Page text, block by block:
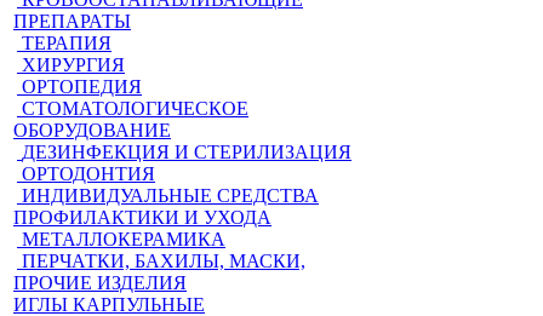
ПРЕПАРАТЫ
ТЕРАПИЯ
ХИРУРГИЯ
ОРТОПЕДИЯ
СТОМАТОЛОГИЧЕСКОЕ
ОБОРУДОВАНИЕ
ДЕЗИНФЕКЦИЯ И СТЕРИЛИЗАЦИЯ
ОРТОДОНТИЯ
ИНДИВИДУАЛЬНЫЕ СРЕДСТВА
ПРОФИЛАКТИКИ И УХОДА
МЕТАЛЛОКЕРАМИКА
ПЕРЧАТКИ, БАХИЛЫ, МАСКИ,
ПРОЧИЕ ИЗДЕЛИЯ
ИГЛЫ КАРПУЛЬНЫЕ